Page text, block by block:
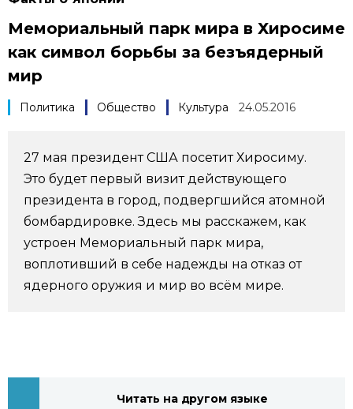
العربية
Путеводитель по Японии
Фото/Видео
Разделы
Люди
Блог
Политика
Общество
Популярные статьи
Японский язык
Японский калейдоскоп
Еда и напитки
official SNS
Мемориальный парк мира в Хиросиме
как символ борьбы за безъядерный
мир
Политика Общество Культура 24.05.2016
27 мая президент США посетит Хиросиму.
Это будет первый визит действующего
президента в город, подвергшийся атомной
бомбардировке. Здесь мы расскажем, как
устроен Мемориальный парк мира,
воплотивший в себе надежды на отказ от
ядерного оружия и мир во всём мире.
Читать на другом языке